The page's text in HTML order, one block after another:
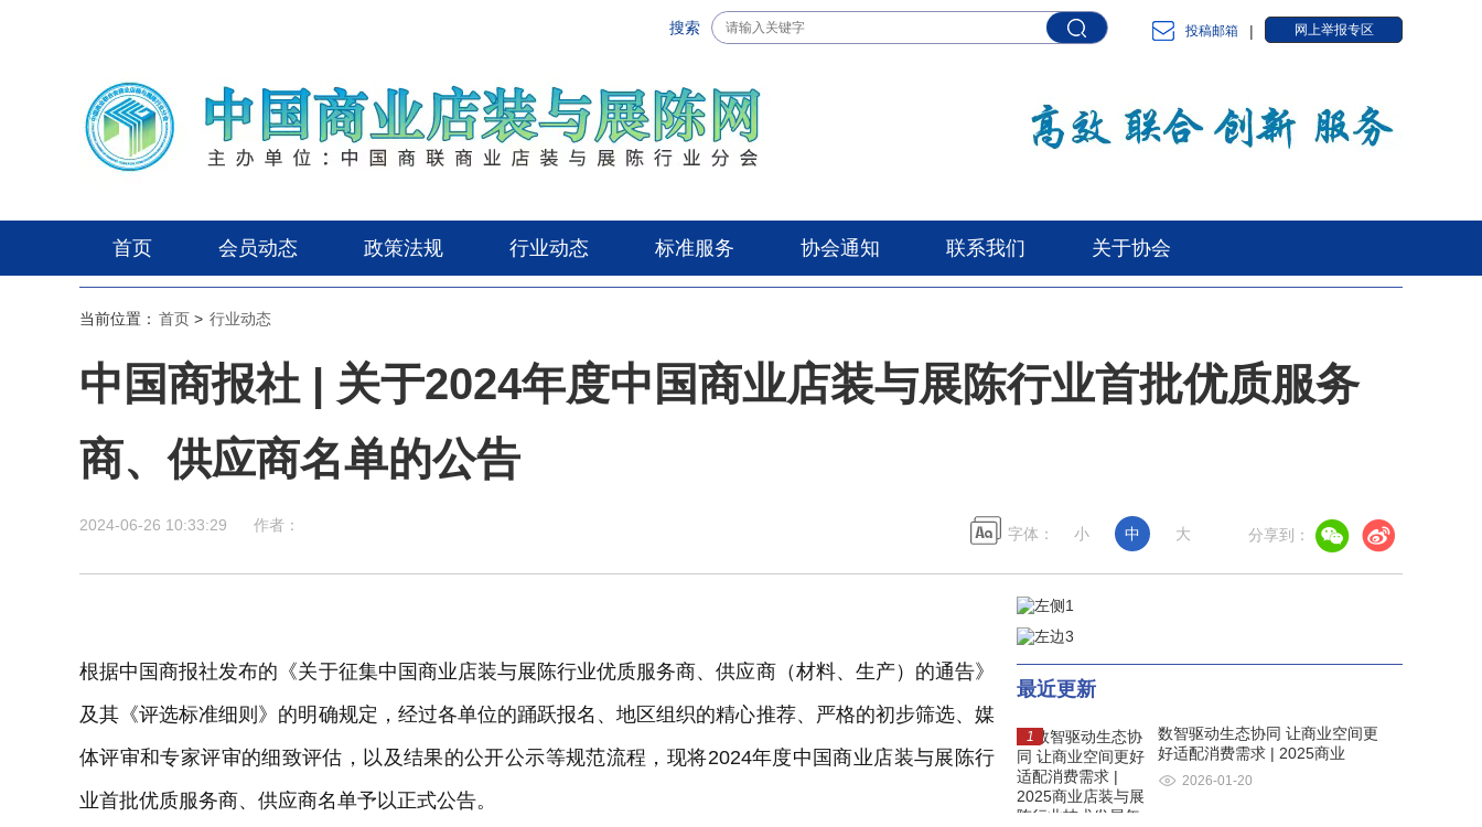
投稿邮箱 | 网上举报专区
搜索
首页 会员动态 政策法规 行业动态 标准服务 协会通知 联系我们 关于协会
当前位置： 首页 > 行业动态
中国商报社 | 关于2024年度中国商业店装与展陈行业首批优质服务
商、供应商名单的公告
2024-06-26 10:33:29 作者： 字体： 小 中 大 分享到：
根据中国商报社发布的《关于征集中国商业店装与展陈行业优质服务商、供应商（材料、生产）的通告》
及其《评选标准细则》的明确规定，经过各单位的踊跃报名、地区组织的精心推荐、严格的初步筛选、媒
体评审和专家评审的细致评估，以及结果的公开公示等规范流程，现将2024年度中国商业店装与展陈行
业首批优质服务商、供应商名单予以正式公告。
最近更新
1
数智驱动生态协同 让商业空间更
好适配消费需求 | 2025商业
2026-01-20